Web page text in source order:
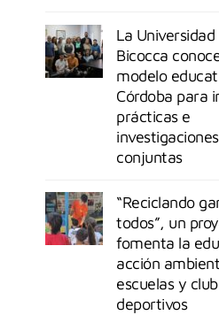
La
Bicocca
modelo
Córdoba para
prácticas e
investigaciones
conjuntas
“Reciclando
todos”, un
fomenta la
acción
escuelas y
deportivos